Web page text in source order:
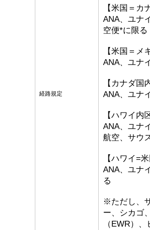
経路規定
【米国＝カ
ANA、ユナ
空便*に限る
【米国＝メ
ANA、ユナ
【カナダ国
ANA、ユナ
【ハワイ内
ANA、ユナ
航空、サウ
【ハワイ=
ANA、ユナ
る
※ただし、
ー、シカゴ
（EWR）